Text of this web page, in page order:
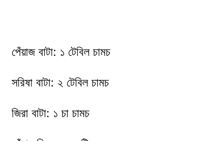
পেঁয়াজ বাটা: ১ টেবিল চামচ
সরিষা বাটা: ২ টেবিল চামচ
জিরা বাটা: ১ চা চামচ